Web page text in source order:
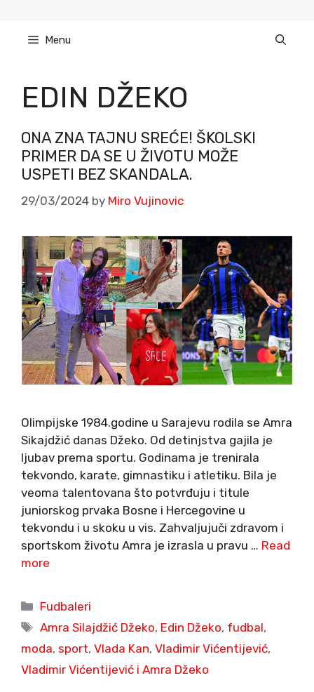
content Menu
EDIN DŽEKO
ONA ZNA TAJNU SREĆE! ŠKOLSKI
PRIMER DA SE U ŽIVOTU MOŽE
USPETI BEZ SKANDALA.
29/03/2024 by Miro Vujinovic
Olimpijske 1984.godine u Sarajevu rodila se Amra
Sikajdžić danas Džeko. Od detinjstva gajila je
ljubav prema sportu. Godinama je trenirala
tekvondo, karate, gimnastiku i atletiku. Bila je
veoma talentovana što potvrđuju i titule
juniorskog prvaka Bosne i Hercegovine u
tekvondu i u skoku u vis. Zahvaljujuči zdravom i
sportskom životu Amra je izrasla u pravu … Read
more
Categories
Fudbaleri
Tags
Amra Silajdžić Džeko, Edin Džeko, fudbal,
moda, sport, Vlada Kan, Vladimir Vićentijević,
Vladimir Vićentijević i Amra Džeko